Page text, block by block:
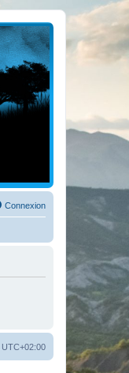
Connexion
UTC+02:00